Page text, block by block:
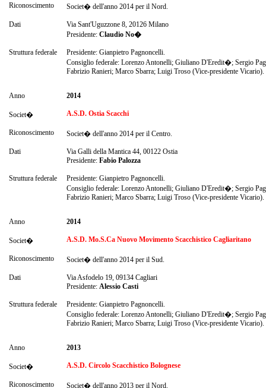
Riconoscimento Societ� dell'anno 2014 per il Nord.
Dati
Via Sant'Uguzzone 8, 20126 Milano
Presidente: Claudio No�
Struttura federale
Presidente: Gianpietro Pagnoncelli.
Consiglio federale: Lorenzo Antonelli; Giuliano D'Eredit�; Sergio
Fabrizio Ranieri; Marco Sbarra; Luigi Troso (Vice-presidente Vicario).
Anno 2014
Societ� A.S.D. Ostia Scacchi
Riconoscimento Societ� dell'anno 2014 per il Centro.
Dati
Via Galli della Mantica 44, 00122 Ostia
Presidente: Fabio Palozza
Struttura federale
Presidente: Gianpietro Pagnoncelli.
Consiglio federale: Lorenzo Antonelli; Giuliano D'Eredit�; Sergio
Fabrizio Ranieri; Marco Sbarra; Luigi Troso (Vice-presidente Vicario).
Anno 2014
Societ� A.S.D. Mo.S.Ca Nuovo Movimento Scacchistico Cagliaritano
Riconoscimento Societ� dell'anno 2014 per il Sud.
Dati
Via Asfodelo 19, 09134 Cagliari
Presidente: Alessio Casti
Struttura federale
Presidente: Gianpietro Pagnoncelli.
Consiglio federale: Lorenzo Antonelli; Giuliano D'Eredit�; Sergio
Fabrizio Ranieri; Marco Sbarra; Luigi Troso (Vice-presidente Vicario).
Anno 2013
Societ� A.S.D. Circolo Scacchistico Bolognese
Riconoscimento Societ� dell'anno 2013 per il Nord.